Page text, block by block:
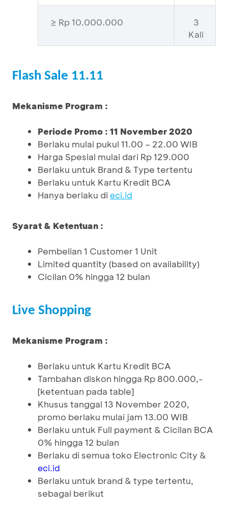
≥ Rp 10.000.000
3
Kali
Flash Sale 11.11
Mekanisme Program :
Periode Promo : 11 November 2020
Berlaku mulai pukul 11.00 – 22.00 WIB
Harga Spesial mulai dari Rp 129.000
Berlaku untuk Brand & Type tertentu
Berlaku untuk Kartu Kredit BCA
Hanya berlaku di eci.id
Syarat & Ketentuan :
Pembelian 1 Customer 1 Unit
Limited quantity (based on availability)
Cicilan 0% hingga 12 bulan
Live Shopping
Mekanisme Program :
Berlaku untuk Kartu Kredit BCA
Tambahan diskon hingga Rp 800.000,-
[ketentuan pada table]
Khusus tanggal 13 November 2020,
promo berlaku mulai jam 13.00 WIB
Berlaku untuk Full payment & Cicilan BCA
0% hingga 12 bulan
Berlaku di semua toko Electronic City &
eci.id
Berlaku untuk brand & type tertentu,
sebagai berikut